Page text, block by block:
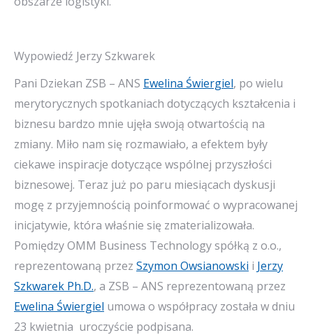
Wypowiedź Jerzy Szkwarek
Pani Dziekan ZSB – ANS Ewelina Świergiel, po wielu
merytorycznych spotkaniach dotyczących kształcenia i
biznesu bardzo mnie ujęła swoją otwartością na
zmiany. Miło nam się rozmawiało, a efektem były
ciekawe inspiracje dotyczące wspólnej przyszłości
biznesowej. Teraz już po paru miesiącach dyskusji
mogę z przyjemnością poinformować o wypracowanej
inicjatywie, która właśnie się zmaterializowała.
Pomiędzy OMM Business Technology spółką z o.o.,
reprezentowaną przez Szymon Owsianowski i Jerzy
Szkwarek Ph.D., a ZSB – ANS reprezentowaną przez
Ewelina Świergiel umowa o współpracy została w dniu
23 kwietnia uroczyście podpisana.